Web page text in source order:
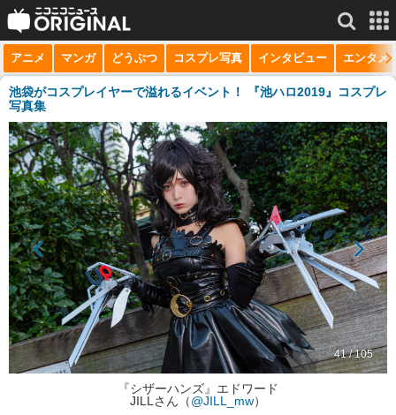
サービス一覧 もっと見る
niconico
動画
生放送
ニュース
チャンネル
マンガ
ニコニコQ
アニメ マンガ どうぶつ コスプレ写真 インタビュー エンタメ
池袋がコスプレイヤーで溢れるイベント！ 『池ハロ2019』コスプレ
写真集
41 / 105
『シザーハンズ』エドワード
JILLさん（@JILL_mw）